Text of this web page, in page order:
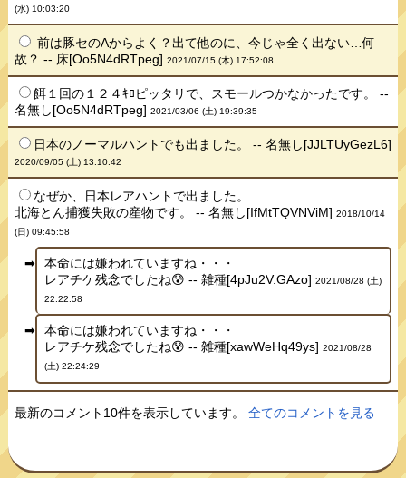
(水) 10:03:20
前は豚セのAからよく？出て他のに、今じゃ全く出ない…何
故？ -- 床[Oo5N4dRTpeg]2021/07/15 (木) 17:52:08
餌１回の１２４ｷﾛピッタリで、スモールつかなかったです。 --
名無し[Oo5N4dRTpeg]2021/03/06 (土) 19:39:35
日本のノーマルハントでも出ました。 -- 名無し[JJLTUyGezL6]
2020/09/05 (土) 13:10:42
なぜか、日本レアハントで出ました。
北海とん捕獲失敗の産物です。 -- 名無し[IfMtTQVNViM]2018/10/14
(日) 09:45:58
本命には嫌われていますね・・・
レアチケ残念でしたね😰 -- 雑種[4pJu2V.GAzo] 2021/08/28 (土)
22:22:58
本命には嫌われていますね・・・
レアチケ残念でしたね😰 -- 雑種[xawWeHq49ys] 2021/08/28
(土) 22:24:29
最新のコメント10件を表示しています。全てのコメントを見る